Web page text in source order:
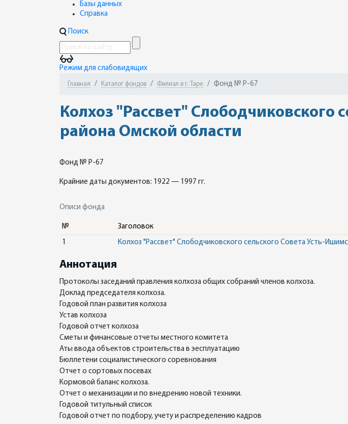
Базы данных
Справка
Поиск
Режим для слабовидящих
Главная Каталог фондов Филиал в г. Таре Фонд № Р-67
Колхоз "Рассвет" Слободчиковского
района Омской области
Фонд № Р-67
Крайние даты документов: 1922 — 1997 гг.
Описи фонда
№ Заголовок
1 Колхоз "Рассвет" Слободчиковского сельского Совета Усть-
Аннотация
Протоколы заседаний правления колхоза общих собраний членов колхоза.
Доклад председателя колхоза.
Годовой план развития колхоза
Устав колхоза
Годовой отчет колхоза
Сметы и финансовые отчеты местного комитета
Аты ввода объектов строительства в эесплуатацию
Бюллетени социалистического соревнования
Отчет о сортовых посевах
Кормовой баланс колхоза.
Отчет о механизации и по внедрению новой техники.
Годовой титульный список
Годовой отчет по подбору, учету и распределению кадров